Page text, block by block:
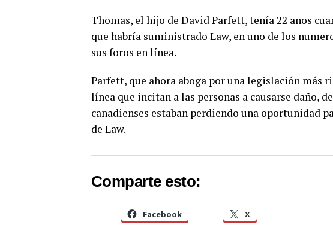
Thomas, el hijo de David Parfett, tenía 22 años
que habría suministrado Law, en uno de los
sus foros en línea.
Parfett, que ahora aboga por una legislación más
línea que incitan a las personas a causarse daño,
canadienses estaban perdiendo una oportunidad
de Law.
Comparte esto:
Facebook X